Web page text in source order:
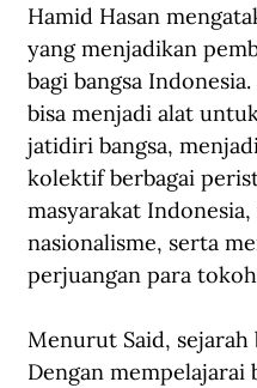
Hamid Hasan
yang menjadikan
bagi bangsa
bisa menjadi alat
jatidiri bangsa,
kolektif berbagai
masyarakat
nasionalisme, serta
perjuangan para
Menurut Said, sejarah
Dengan mempelajarai